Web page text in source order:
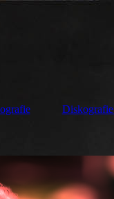
Diskografie